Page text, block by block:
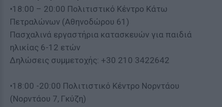
•18:00 – 20:00 Πολιτιστικό Κέντρο Κάτω
Πετραλώνων (Αθηνοδώρου 61)
Πασχαλινά εργαστήρια κατασκευών για παιδιά
ηλικίας 6-12 ετών
Δηλώσεις συμμετοχής: +30 210 3422642
•18:00 -20:00 Πολιτιστικό Κέντρο Νορντάου
(Νορντάου 7, Γκύζη)